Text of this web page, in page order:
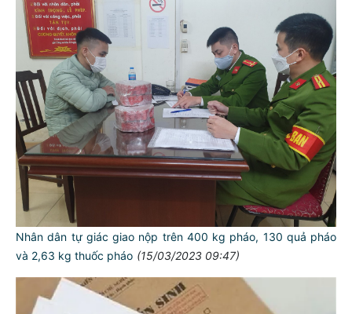
Nhân dân tự giác giao nộp trên 400 kg pháo, 130 quả pháo
và 2,63 kg thuốc pháo (15/03/2023 09:47)